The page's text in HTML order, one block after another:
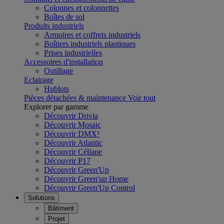
Colonnes et colonnettes
Boîtes de sol
Produits industriels
Armoires et coffrets industriels
Boîtiers industriels plastiques
Prises industrielles
Accessoires d'installation
Outillage
Eclairage
Hublots
Pièces détachées & maintenance Voir tout
Explorer par gamme
Découvrir Drivia
Découvrir Mosaic
Découvrir DMX³
Découvrir Atlantic
Découvrir Céliane
Découvrir P17
Découvrir Green'Up
Découvrir Green'up Home
Découvrir Green'Up Control
Solutions
Bâtiment
Projet